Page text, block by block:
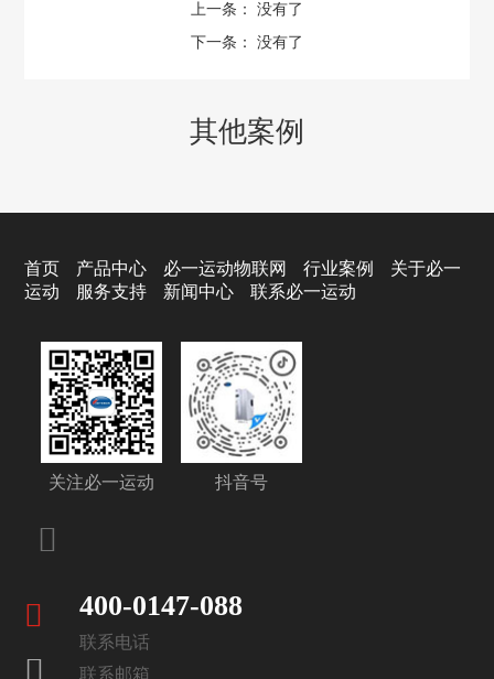
上一条： 没有了
下一条： 没有了
其他案例
首页 产品中心 必一运动物联网 行业案例
关于必一
运动
服务支持 新闻中心 联系必一运动
抖音号
关注必一运动
400-0147-088
联系电话
联系邮箱